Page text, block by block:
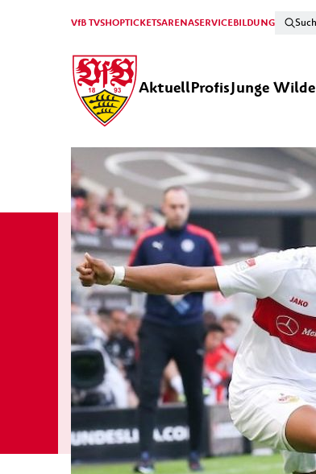
VfB TVSHOPTICKETSARENASERVICEBILDUNG
AktuellProfisJunge Wilde